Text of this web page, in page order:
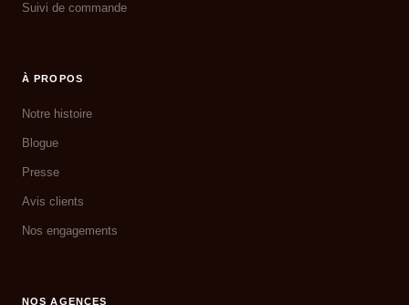
Suivi de commande
À PROPOS
Notre histoire
Blogue
Presse
Avis clients
Nos engagements
NOS AGENCES